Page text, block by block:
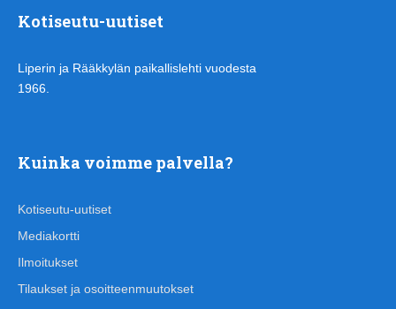
Kotiseutu-uutiset
Liperin ja Rääkkylän paikallislehti vuodesta
1966.
Kuinka voimme palvella?
Kotiseutu-uutiset
Mediakortti
Ilmoitukset
Tilaukset ja osoitteenmuutokset